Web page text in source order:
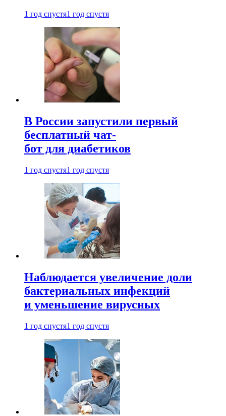
1 год спустя1 год спустя
В России запустили первый
бесплатный чат-
бот для диабетиков
1 год спустя1 год спустя
Наблюдается увеличение доли
бактериальных инфекций
и уменьшение вирусных
1 год спустя1 год спустя